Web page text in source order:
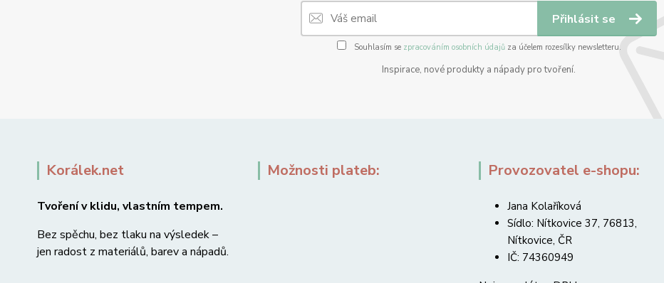
Přihlásit se
Souhlasím se zpracováním osobních údajůza účelem rozesílky newsletteru.
Inspirace, nové produkty a nápady pro tvoření.
Korálek.net
Tvoření v klidu, vlastním tempem.
Bez spěchu, bez tlaku na výsledek –
jen radost z materiálů, barev a nápadů.
Možnosti plateb: Provozovatel e-shopu:
Jana Kolaříková
Sídlo: Nítkovice 37, 76813,
Nítkovice, ČR
IČ: 74360949